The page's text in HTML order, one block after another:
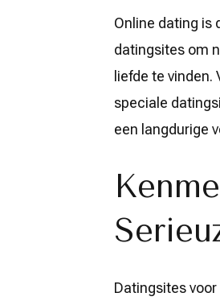
Datingsites
Serieuze
Online dating is
datingsites om
liefde te
speciale
een langdurige
Datingsites